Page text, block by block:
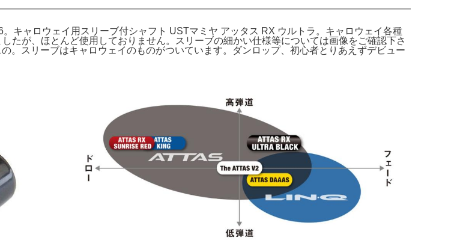
キャロウェイ用スリーブ付シャフト USTマミヤ アッタス RX ウルトラ。キャロウェイ各種
たが、ほとんど使用しておりません。スリーブの細かい仕様等については画像をご確認下さ
。スリーブはキャロウェイのものがついています。ダンロップ、初心者とりあえずデビュー